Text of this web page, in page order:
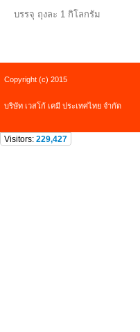
บรรจุ ถุงละ 1 กิโลกรัม
Copyright (c) 2015
บริษัท เวสโก้ เคมี ประเทศไทย จำกัด
Visitors: 229,427